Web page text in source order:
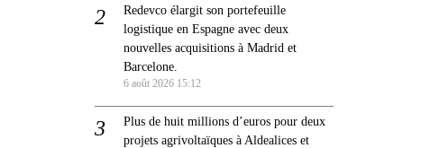
Redevco élargit son portefeuille
logistique en Espagne avec deux
nouvelles acquisitions à Madrid et
Barcelone.
6 août 2026 15:12
Plus de huit millions d’euros pour deux
projets agrivoltaïques à Aldealices et